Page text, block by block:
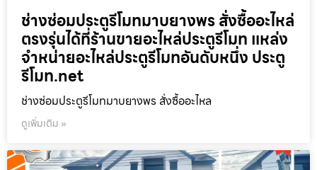
ช่างซ่อมประตูรีโมทมาบยางพร สั่งซื้ออะไหล่
ตรงรุ่นได้ที่ร้านขายอะไหล่ประตูรีโมท แหล่ง
จำหน่ายอะไหล่ประตูรีโมทอันดับหนึ่ง ประตู
รีโมท.net
ช่างซ่อมประตูรีโมทมาบยางพร สั่งซื้ออะไหล
ดูเพิ่มเติม »